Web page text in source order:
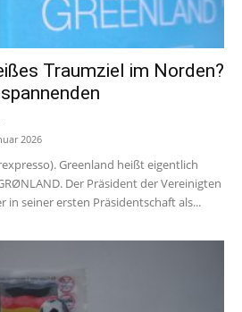
Traumziel im Norden?
2026
Greenland heißt eigentlich
Der Präsident der Vereinigten
in seiner ersten Präsidentschaft als...